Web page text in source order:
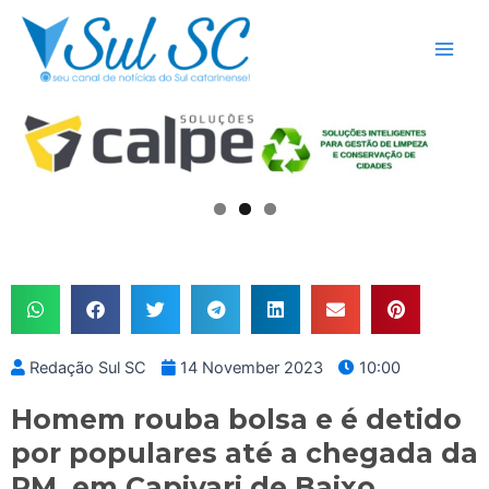
Skip
content
Redação Sul SC 14 November 2023 10:00
Homem rouba bolsa e é detido
por populares até a chegada da